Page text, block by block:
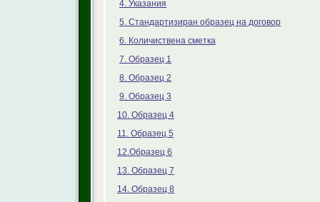
4. Указания
5. Стандартизиран образец на договор
6. Количиствена сметка
7. Образец 1
8. Образец 2
9. Образец 3
10. Образец 4
11. Образец 5
12.Образец 6
13. Образец 7
14. Образец 8